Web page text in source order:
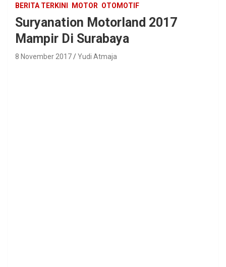
BERITA TERKINI MOTOR OTOMOTIF
Suryanation Motorland 2017
Mampir Di Surabaya
8 November 2017 Yudi Atmaja